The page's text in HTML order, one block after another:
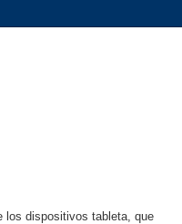
los dispositivos tableta, que